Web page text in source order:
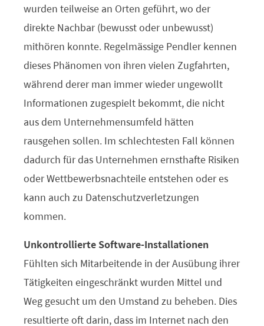
wurden teilweise an Orten geführt, wo der
direkte Nachbar (bewusst oder unbewusst)
mithören konnte. Regelmässige Pendler kennen
dieses Phänomen von ihren vielen Zugfahrten,
während derer man immer wieder ungewollt
Informationen zugespielt bekommt, die nicht
aus dem Unternehmensumfeld hätten
rausgehen sollen. Im schlechtesten Fall können
dadurch für das Unternehmen ernsthafte Risiken
oder Wettbewerbsnachteile entstehen oder es
kann auch zu Datenschutzverletzungen
kommen.
Unkontrollierte Software-Installationen
Fühlten sich Mitarbeitende in der Ausübung ihrer
Tätigkeiten eingeschränkt wurden Mittel und
Weg gesucht um den Umstand zu beheben. Dies
resultierte oft darin, dass im Internet nach den